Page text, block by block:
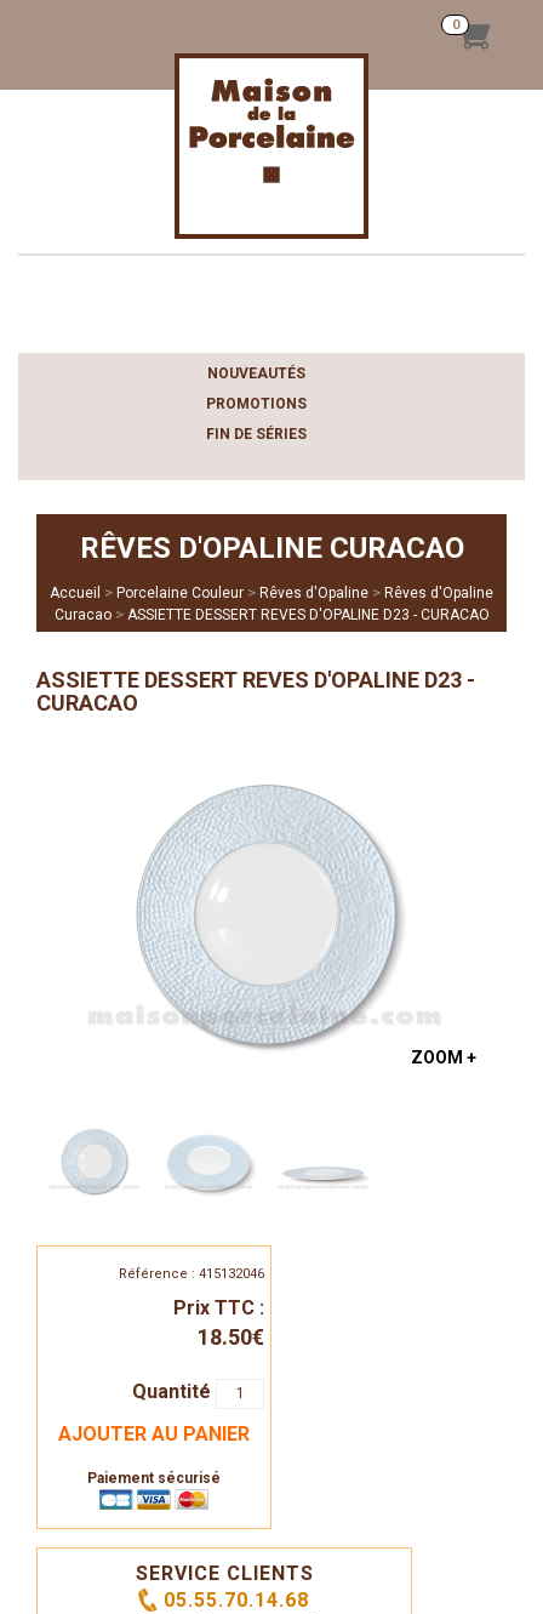
NOUVEAUTÉS
PROMOTIONS
FIN DE SÉRIES
RÊVES D'OPALINE CURACAO
Accueil > Porcelaine Couleur > Rêves d'Opaline > Rêves d'Opaline
Curacao > ASSIETTE DESSERT REVES D'OPALINE D23 - CURACAO
ASSIETTE DESSERT REVES D'OPALINE D23 -
CURACAO
ZOOM +
Référence : 415132046
Prix TTC :
18.50€
Quantité
AJOUTER AU PANIER
Paiement sécurisé
SERVICE CLIENTS
05.55.70.14.68